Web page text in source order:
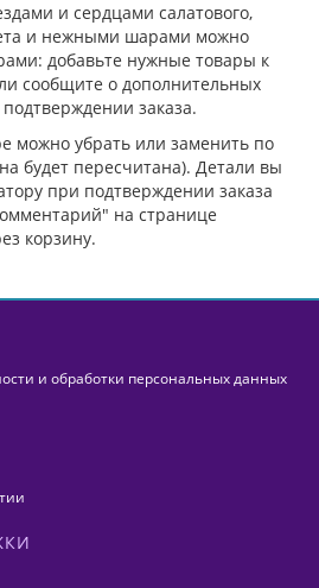
и сердцами салатового,
и нежными шарами можно
добавьте нужные товары к
сообщите о дополнительных
заказа.
можно убрать или заменить по
будет пересчитана). Детали вы
при подтверждении заказа
на странице
корзину.
и обработки персональных данных